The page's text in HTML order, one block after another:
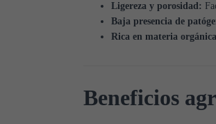
Ligereza y porosidad:
Baja presencia de
Rica en materia
Beneficios